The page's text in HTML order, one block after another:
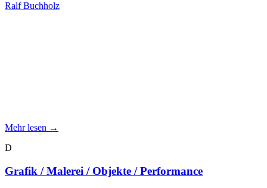
Ralf Buchholz
Mehr lesen →
D
Grafik / Malerei / Objekte / Performance